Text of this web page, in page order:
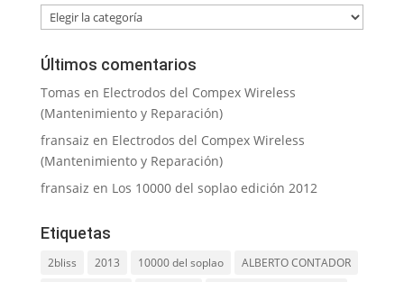
Categorías
Últimos comentarios
Tomas en Electrodos del Compex Wireless
(Mantenimiento y Reparación)
fransaiz en Electrodos del Compex Wireless
(Mantenimiento y Reparación)
fransaiz en Los 10000 del soplao edición 2012
Etiquetas
2bliss 2013 10000 del soplao
ALBERTO CONTADOR